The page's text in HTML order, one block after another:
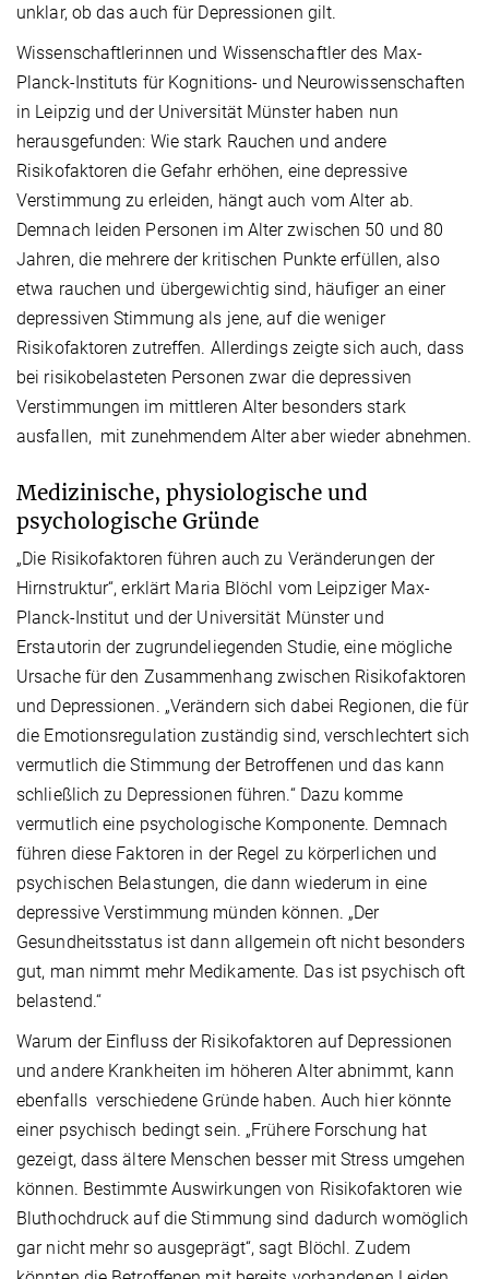
unklar, ob das auch für Depressionen gilt.
Wissenschaftlerinnen und Wissenschaftler des Max-
Planck-Instituts für Kognitions- und Neurowissenschaften
in Leipzig und der Universität Münster haben nun
herausgefunden: Wie stark Rauchen und andere
Risikofaktoren die Gefahr erhöhen, eine depressive
Verstimmung zu erleiden, hängt auch vom Alter ab.
Demnach leiden Personen im Alter zwischen 50 und 80
Jahren, die mehrere der kritischen Punkte erfüllen, also
etwa rauchen und übergewichtig sind, häufiger an einer
depressiven Stimmung als jene, auf die weniger
Risikofaktoren zutreffen. Allerdings zeigte sich auch, dass
bei risikobelasteten Personen zwar die depressiven
Verstimmungen im mittleren Alter besonders stark
ausfallen, mit zunehmendem Alter aber wieder abnehmen.
Medizinische, physiologische und
psychologische Gründe
„Die Risikofaktoren führen auch zu Veränderungen der
Hirnstruktur“, erklärt Maria Blöchl vom Leipziger Max-
Planck-Institut und der Universität Münster und
Erstautorin der zugrundeliegenden Studie, eine mögliche
Ursache für den Zusammenhang zwischen Risikofaktoren
und Depressionen. „Verändern sich dabei Regionen, die für
die Emotionsregulation zuständig sind, verschlechtert sich
vermutlich die Stimmung der Betroffenen und das kann
schließlich zu Depressionen führen.“ Dazu komme
vermutlich eine psychologische Komponente. Demnach
führen diese Faktoren in der Regel zu körperlichen und
psychischen Belastungen, die dann wiederum in eine
depressive Verstimmung münden können. „Der
Gesundheitsstatus ist dann allgemein oft nicht besonders
gut, man nimmt mehr Medikamente. Das ist psychisch oft
belastend.“
Warum der Einfluss der Risikofaktoren auf Depressionen
und andere Krankheiten im höheren Alter abnimmt, kann
ebenfalls verschiedene Gründe haben. Auch hier könnte
einer psychisch bedingt sein. „Frühere Forschung hat
gezeigt, dass ältere Menschen besser mit Stress umgehen
können. Bestimmte Auswirkungen von Risikofaktoren wie
Bluthochdruck auf die Stimmung sind dadurch womöglich
gar nicht mehr so ausgeprägt“, sagt Blöchl. Zudem